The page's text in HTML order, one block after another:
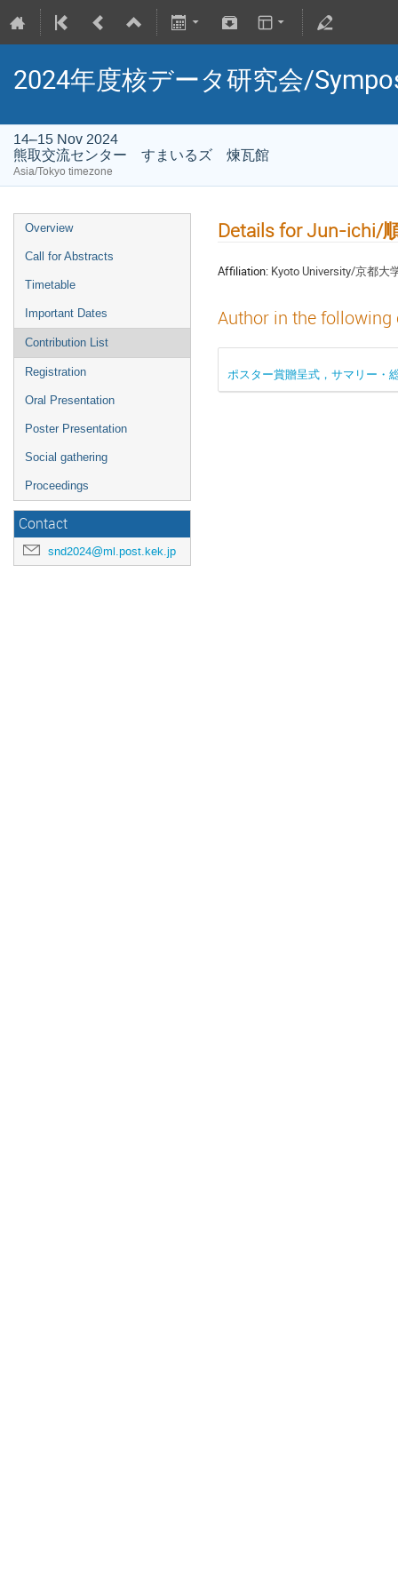
2024年度核データ研究会/
14–15 Nov 2024
熊取交流センター すまいるズ 煉瓦館
Asia/Tokyo timezone
Overview
Call for Abstracts
Timetable
Important Dates
Contribution List
Registration
Oral Presentation
Poster Presentation
Social gathering
Proceedings
Contact
snd2024@ml.post.kek.jp
Details for Jun-ichi/
Affiliation: Kyoto University/京都大
Author in the
ポスター賞贈呈式，サマリー・